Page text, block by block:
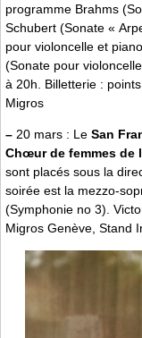
programme Brahms
Schubert (Sonate «
pour violoncelle et
(Sonate pour
à 20h. Billetterie :
Migros
– 20 mars : Le San
Chœur de femmes de
sont placés sous la
soirée est la mezzo-
(Symphonie no 3).
Migros Genève, Stand